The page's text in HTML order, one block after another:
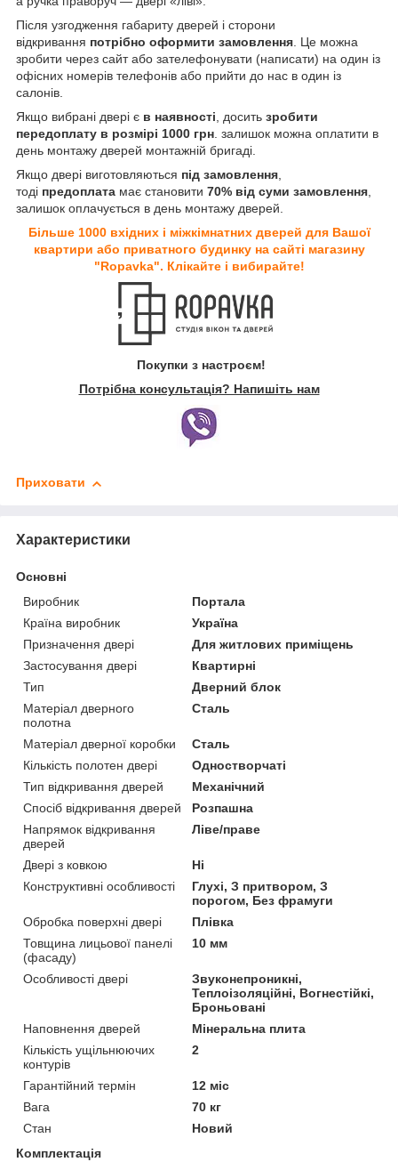
Після узгодження габариту дверей і сторони
відкривання потрібно оформити замовлення . Це можна
зробити через сайт або зателефонувати (написати) на один із
офісних номерів телефонів або прийти до нас в один із
салонів.
Якщо вибрані двері є в наявності , досить зробити
передоплату в розмірі 1000 грн . залишок можна оплатити в
день монтажу дверей монтажній бригаді.
Якщо двері виготовляються під замовлення
тоді предоплата має становити 70% від суми замовлення
залишок оплачується в день монтажу дверей.
Більше 1000 вхідних і міжкімнатних дверей для Вашої
квартири або приватного будинку на сайті магазину
"Ropavka". Клікайте і вибирайте!
Покупки з настроєм!
Потрібна консультація? Напишіть нам
Приховати
Характеристики
Основні
Виробник
Портала
Країна виробник
Україна
Призначення двері
Для житлових приміщень
Застосування двері
Квартирні
Тип
Дверний блок
Матеріал дверного
полотна
Сталь
Матеріал дверної коробки
Сталь
Кількість полотен двері
Одностворчаті
Тип відкривання дверей
Механічний
Спосіб відкривання дверей
Розпашна
Напрямок відкривання
дверей
Ліве/праве
Двері з ковкою
Ні
Конструктивні особливості
Глухі, З притвором, З
порогом, Без фрамуги
Обробка поверхні двері
Плівка
Товщина лицьової панелі
(фасаду)
10 мм
Особливості двері
Звуконепроникні,
Теплоізоляційні, Вогнестійкі,
Броньовані
Наповнення дверей
Мінеральна плита
Кількість ущільнюючих
контурів
2
Гарантійний термін
12 міс
Вага
70 кг
Стан
Новий
Комплектація